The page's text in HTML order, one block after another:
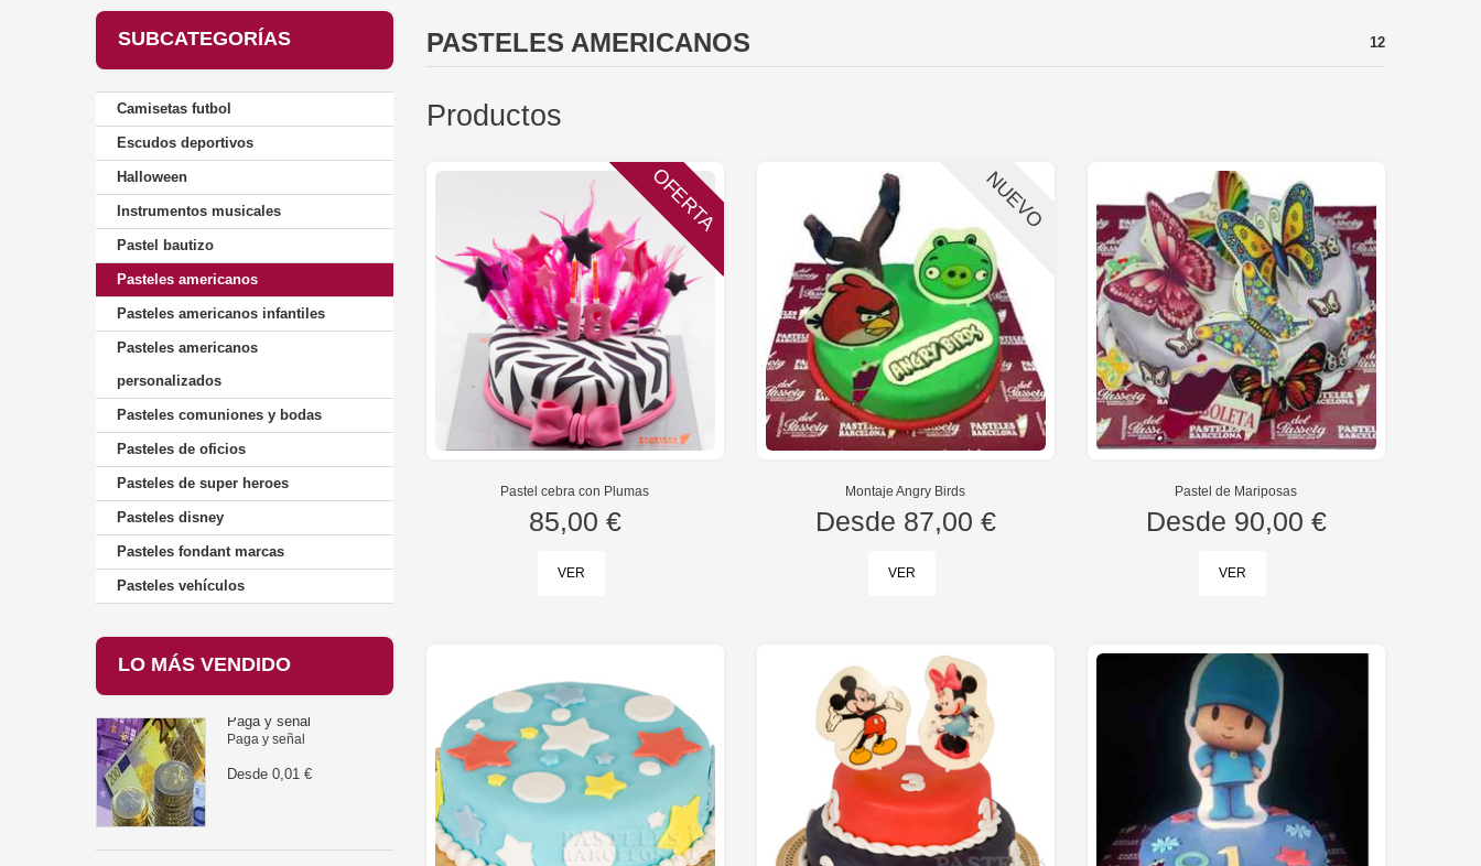
SUBCATEGORÍAS
Camisetas futbol
Escudos deportivos
Halloween
Instrumentos musicales
Pastel bautizo
Pasteles americanos
Pasteles americanos infantiles
Pasteles americanos
personalizados
Pasteles comuniones y bodas
Pasteles de oficios
Pasteles de super heroes
Pasteles disney
Pasteles fondant marcas
Pasteles vehículos
LO MÁS VENDIDO
Paga y señal
Paga y señal
Desde 0,01 €
PASTELES AMERICANOS 12
Productos
OFERTA
Pastel cebra con Plumas
85,00 €
VER
NUEVO
Montaje Angry Birds
Desde 87,00 €
VER
Pastel de Mariposas
Desde 90,00 €
VER